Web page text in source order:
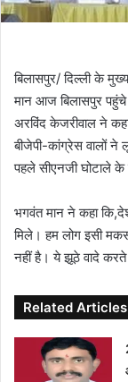
बिलासपुर/ दिल्ली के
मान आज बिलासपुर
अरविंद केजरीवाल ने
बीजेपी-कांग्रेस वालों ने
पहले सीएनजी घोटाले के
भगवंत मान ने कहा
मिले। हम लोग इसी
नहीं है। ये झूठे वादे
Related Articles